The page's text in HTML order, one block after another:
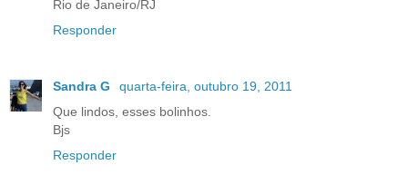
Rio de Janeiro/RJ
Responder
Sandra G
quarta-feira, outubro 19, 2011
Que lindos, esses bolinhos.
Bjs
Responder